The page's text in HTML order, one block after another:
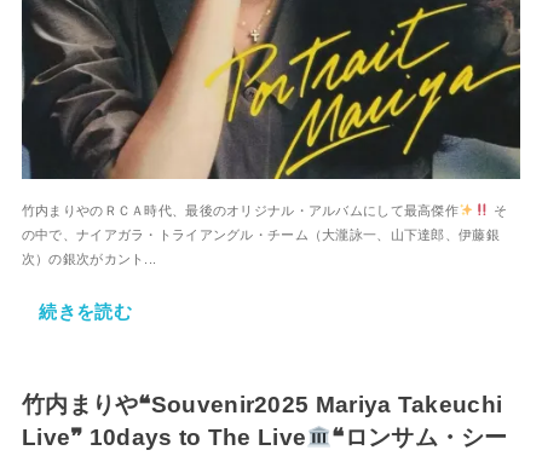
竹内まりやのＲＣＡ時代、最後のオリジナル・アルバムにして最高傑作
そ
の中で、ナイアガラ・トライアングル・チーム（大瀧詠一、山下達郎、伊藤銀
次）の銀次がカント...
続きを読む
竹内まりや❝Souvenir2025 Mariya Takeuchi
Live❞ 10days to The Live
❝ロンサム・シー